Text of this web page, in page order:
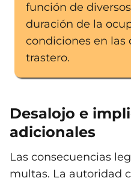
función de
duración de la
condiciones en las
trastero.
Desalojo e
adicionales
Las consecuencias
multas. La autoridad